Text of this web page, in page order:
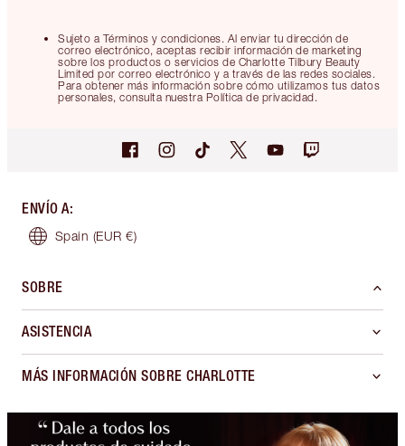
Sujeto a Términos y condiciones. Al enviar tu dirección de
correo electrónico, aceptas recibir información de marketing
sobre los productos o servicios de Charlotte Tilbury Beauty
Limited por correo electrónico y a través de las redes sociales.
Para obtener más información sobre cómo utilizamos tus datos
personales, consulta nuestra Política de privacidad.
ENVÍO A:
Spain (EUR €)
SOBRE
ASISTENCIA
MÁS INFORMACIÓN SOBRE CHARLOTTE